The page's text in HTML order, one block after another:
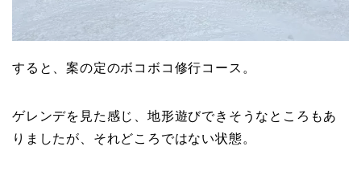
すると、案の定のボコボコ修行コース。
ゲレンデを見た感じ、地形遊びできそうなところもあ
りましたが、それどころではない状態。